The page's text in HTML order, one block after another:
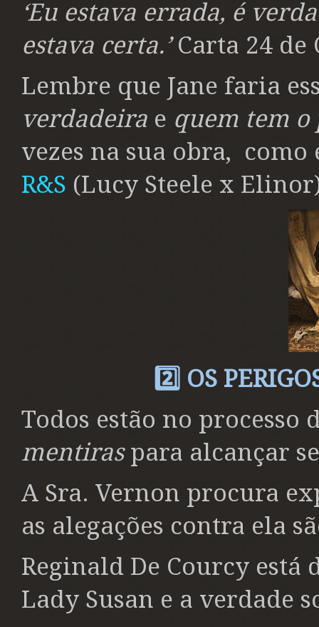
‘Eu estava errada, é
estava certa.’Carta 24 de
Lembre que Jane faria
verdadeira e quem tem o
vezes na sua obra, como
R&S (Lucy Steele x
2️⃣ OS
Todos estão no processo
mentiraspara alcançar
A Sra. Vernon procura
as alegações contra ela
Reginald De Courcy
Lady Susan e a verdade